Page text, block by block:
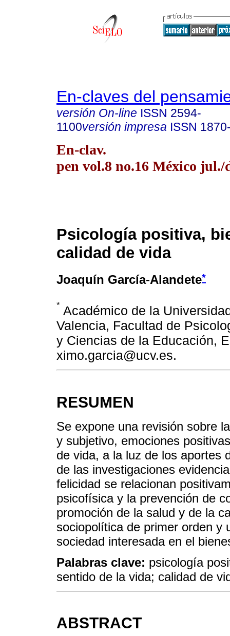
En-claves del
versión On-line ISSN 2594-
1100versión impresa ISSN
En-clav.
pen vol.8 no.16 México jul./
Psicología positiva,
calidad de vida
Joaquín García-Alandete*
* Académico de la
Valencia, Facultad de
y Ciencias de la Educación,
ximo.garcia@ucv.es.
RESUMEN
Se expone una revisión sobre
y subjetivo, emociones
de vida, a la luz de los aportes
de las investigaciones
felicidad se relacionan
psicofísica y la prevención de
promoción de la salud y de la
sociopolítica de primer orden y
sociedad interesada en el
Palabras clave: psicología
sentido de la vida; calidad de
ABSTRACT